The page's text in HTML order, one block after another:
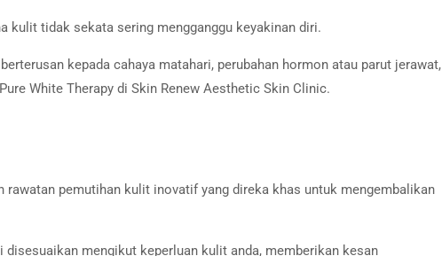
kulit tidak sekata sering mengganggu keyakinan diri.
kepada cahaya matahari, perubahan hormon atau parut jerawat,
White Therapy di Skin Renew Aesthetic Skin Clinic.
rawatan pemutihan kulit inovatif yang direka khas untuk mengembalikan
mengikut keperluan kulit anda, memberikan kesan